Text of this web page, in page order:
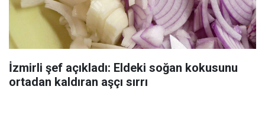
İzmirli şef açıkladı: Eldeki soğan kokusunu
ortadan kaldıran aşçı sırrı